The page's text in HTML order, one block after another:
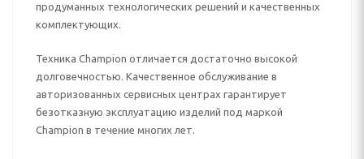
продуманных технологических решений и качественных
комплектующих.
Техника Champion отличается достаточно высокой
долговечностью. Качественное обслуживание в
авторизованных сервисных центрах гарантирует
безотказную эксплуатацию изделий под маркой
Champion в течение многих лет.